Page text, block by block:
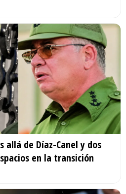
allá de Díaz-Canel y dos
en la transición